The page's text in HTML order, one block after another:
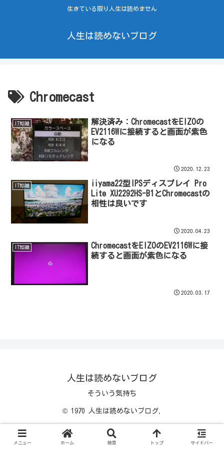
生きている限り人生は読めません
人生は読めないブログ
Chromecast
IT知識
解決済み：ChromecastをEIZOの
EV2116Wに接続すると画面が紫色
になる
2020.12.23
IT知識
iiyama22型IPSディスプレイ Pro
Lite XU2292HS-B1とChromecastの
相性は良いです
2020.04.23
IT知識
ChromecastをEIZOのEV2116Wに接
続すると画面が紫色になる
2020.03.17
人生は読めないブログ
そういう気持ち
© 1970 人生は読めないブログ.
メニュー ホーム 検索 トップ サイドバー